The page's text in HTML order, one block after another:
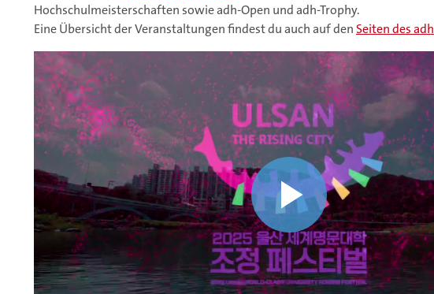
Hochschulmeisterschaften sowie adh-Open und adh-Trophy.
Eine Übersicht der Veranstaltungen findest du auch auf denSeiten des adh